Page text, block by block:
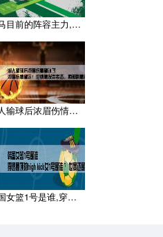
皇马目前的阵容主力,皇家马德里球员名单（20212022赛季
湖人输球后浓眉伤情确认了,浓眉伤情确定！伦纳德发声表态，西部
韩国女篮1号是谁,穿透屋顶的high kick女1号是谁 ？